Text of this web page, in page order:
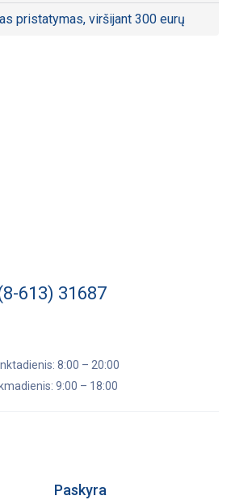
pristatymas, viršijant 300 eurų
613) 31687
8:00 – 20:00
9:00 – 18:00
Paskyra